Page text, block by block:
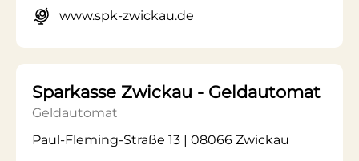
www.spk-zwickau.de
Sparkasse Zwickau - Geldautomat
Geldautomat
Paul-Fleming-Straße 13 | 08066 Zwickau